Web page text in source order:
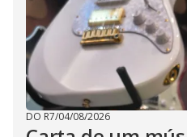
DO R7/04/08/2026